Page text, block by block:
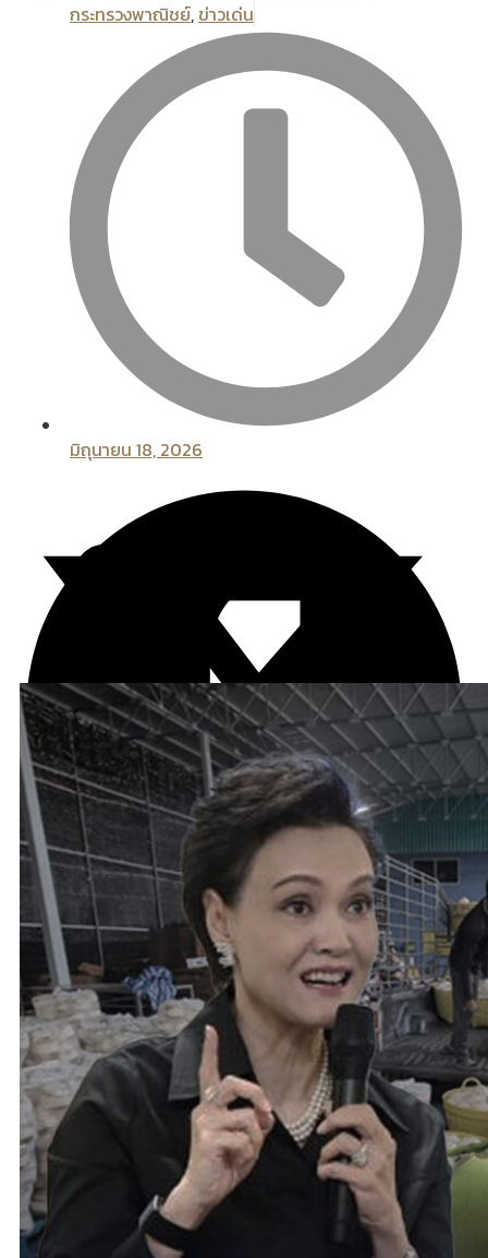
กระทรวงพาณิชย์, ข่าวเด่น
มิถุนายน 18, 2026